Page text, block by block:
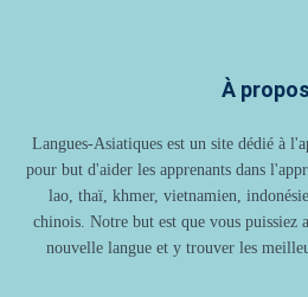
À propos
Langues-Asiatiques est un site dédié à
pour but d'aider les apprenants dans
lao, thaï, khmer, vietnamien,
chinois. Notre but est que vous puissiez
nouvelle langue et y trouver les